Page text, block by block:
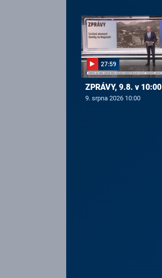
27:59
ZPRÁVY, 9.8. v 10:00
9. srpna 2026 10:00